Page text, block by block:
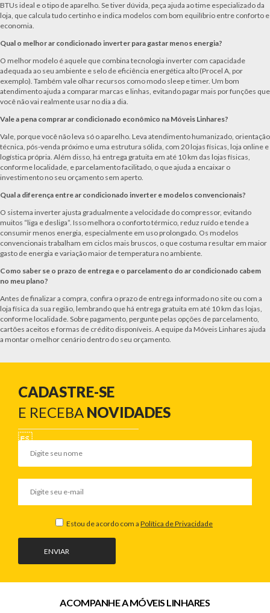
BTUs ideal e o tipo de aparelho. Se tiver dúvida, peça ajuda ao time especializado da
loja, que calcula tudo certinho e indica modelos com bom equilíbrio entre conforto e
economia.
Qual o melhor ar condicionado inverter para gastar menos energia?
O melhor modelo é aquele que combina tecnologia inverter com capacidade
adequada ao seu ambiente e selo de eficiência energética alto (Procel A, por
exemplo). Também vale olhar recursos como modo sleep e timer. Um bom
atendimento ajuda a comparar marcas e linhas, evitando pagar mais por funções que
você não vai realmente usar no dia a dia.
Vale a pena comprar ar condicionado econômico na Móveis Linhares?
Vale, porque você não leva só o aparelho. Leva atendimento humanizado, orientação
técnica, pós-venda próximo e uma estrutura sólida, com 20 lojas físicas, loja online e
logística própria. Além disso, há entrega gratuita em até 10 km das lojas físicas,
conforme localidade, e parcelamento facilitado, o que ajuda a encaixar o
investimento no seu orçamento sem aperto.
Qual a diferença entre ar condicionado inverter e modelos convencionais?
O sistema inverter ajusta gradualmente a velocidade do compressor, evitando
muitos “liga e desliga”. Isso melhora o conforto térmico, reduz ruído e tende a
consumir menos energia, especialmente em uso prolongado. Os modelos
convencionais trabalham em ciclos mais bruscos, o que costuma resultar em maior
gasto de energia e variação maior de temperatura no ambiente.
Como saber se o prazo de entrega e o parcelamento do ar condicionado cabem
no meu plano?
Antes de finalizar a compra, confira o prazo de entrega informado no site ou com a
loja física da sua região, lembrando que há entrega gratuita em até 10 km das lojas,
conforme localidade. Sobre pagamento, pergunte pelas opções de parcelamento,
cartões aceitos e formas de crédito disponíveis. A equipe da Móveis Linhares ajuda
a montar o melhor cenário dentro do seu orçamento.
CADASTRE-SE
E RECEBA NOVIDADES
ENVIAR
Estou de acordo com a Política de Privacidade
ACOMPANHE A MÓVEIS LINHARES